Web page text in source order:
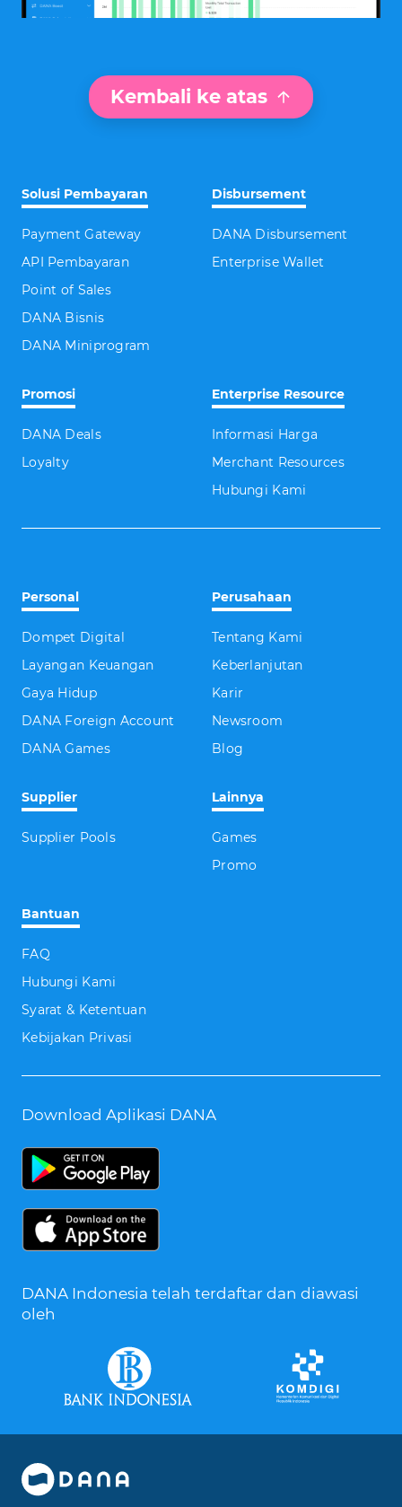
Kembali ke atas
Solusi Pembayaran
Payment Gateway
API Pembayaran
Point of Sales
DANA Bisnis
DANA Miniprogram
Disbursement
DANA Disbursement
Enterprise Wallet
Promosi
DANA Deals
Loyalty
Enterprise Resource
Informasi Harga
Merchant Resources
Hubungi Kami
Personal
Dompet Digital
Layangan Keuangan
Gaya Hidup
DANA Foreign Account
DANA Games
Perusahaan
Tentang Kami
Keberlanjutan
Karir
Newsroom
Blog
Supplier
Supplier Pools
Lainnya
Games
Promo
Bantuan
FAQ
Hubungi Kami
Syarat & Ketentuan
Kebijakan Privasi
Download Aplikasi DANA
DANA Indonesia telah terdaftar dan diawasi
oleh